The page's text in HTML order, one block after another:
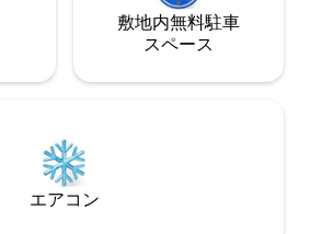
敷地内無料駐⁠車
ス⁠ペ⁠ー⁠ス
エアコン